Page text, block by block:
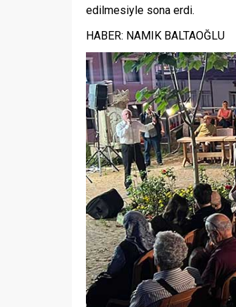
edilmesiyle sona erdi.
HABER: NAMIK BALTAOĞLU